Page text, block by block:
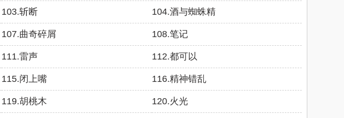
103.斩断 104.酒与蜘蛛精
107.曲奇碎屑 108.笔记
111.雷声 112.都可以
115.闭上嘴 116.精神错乱
119.胡桃木 120.火光